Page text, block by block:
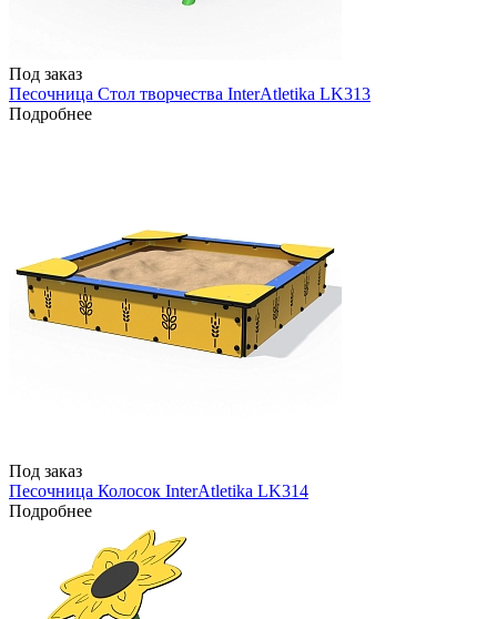
Под заказ
Песочница Стол творчества InterAtletika LK313
Подробнее
Под заказ
Песочница Колосок InterAtletika LK314
Подробнее